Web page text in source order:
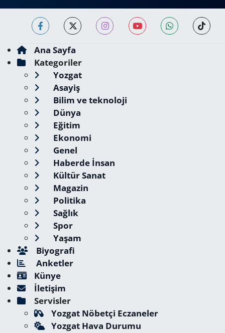
Ana Sayfa
Kategoriler
Yozgat
Asayiş
Bilim ve teknoloji
Dünya
Eğitim
Ekonomi
Genel
Haberde İnsan
Kültür Sanat
Magazin
Politika
Sağlık
Spor
Yaşam
Biyografi
Anketler
Künye
İletişim
Servisler
Yozgat Nöbetçi Eczaneler
Yozgat Hava Durumu